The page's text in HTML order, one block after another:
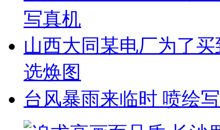
写真机
山西大同某电厂为了
选焕图
台风暴雨来临时 喷绘